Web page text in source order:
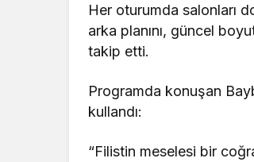
Her oturumda salonları
arka planını, güncel
takip etti.
Programda konuşan
kullandı:
“Filistin meselesi bir